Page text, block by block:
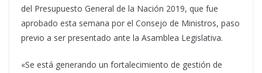
del Presupuesto General de la Nación 2019, que fue
aprobado esta semana por el Consejo de Ministros, paso
previo a ser presentado ante la Asamblea Legislativa.
«Se está generando un fortalecimiento de gestión de